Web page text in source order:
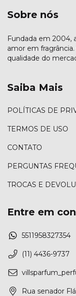
Sobre nós
Fundada em 2004,
amor em
qualidade do
Saiba Mais
POLÍTICAS DE
TERMOS DE USO
CONTATO
PERGUNTAS
TROCAS E
Entre em
5511958327354
(11) 4436-9737
Rua senador